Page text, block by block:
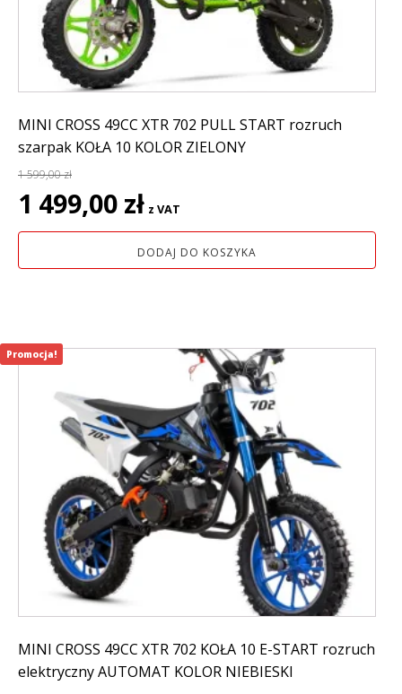
MINI CROSS 49CC XTR 702 PULL START rozruch
szarpak KOŁA 10 KOLOR ZIELONY
1 599,00zł
Pierwotna
cena
wynosiła:
1 499,00 zł cena
wynosi:
1
z VAT
DODAJ DO KOSZYKA
MINI CROSS 49CC XTR 702 KOŁA 10 E-START rozruch
elektryczny AUTOMAT KOLOR NIEBIESKI
Promocja!